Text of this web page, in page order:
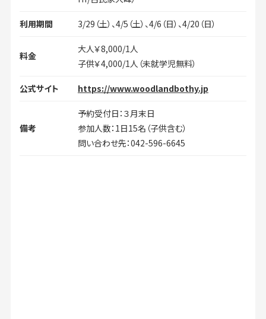
利用期間 3/29（土）、4/5（土）、4/6（日）、4/20（日）
料金
大人￥8,000/1人
子供￥4,000/1人（未就学児無料）
公式サイト https://www.woodlandbothy.jp
備考
予約受付日：３月末日
参加人数：1日15名（子供含む）
問い合わせ先：042-596-6645